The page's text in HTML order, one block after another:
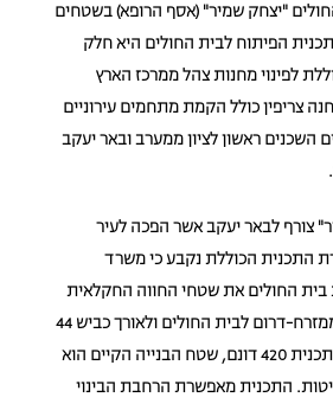
"יצחק שמיר" (אסף הרופא) בשטחים
הפיתוח לבית החולים היא חלק
לפינוי מחנות צהל ממרכז הארץ
צריפין כולל הקמת מתחמים עירוניים
השכנים ראשון לציון ממערב ובאר יעקב
צורף לבאר יעקב אשר הפכה לעיר
התכנית הכוללת נקבע כי משרד
בית החולים את שטחי החווה החקלאית
בשטח של כ 200 דונם ממזרח-דרום לבית החולים ולאורך כביש 44
לצורך הרחבתו. שטח התכנית 420 דונם, שטח הבנייה הקיים הוא
מ"ר ובו 900 מיטות. התכנית מאפשרת הרחבת הבינוי